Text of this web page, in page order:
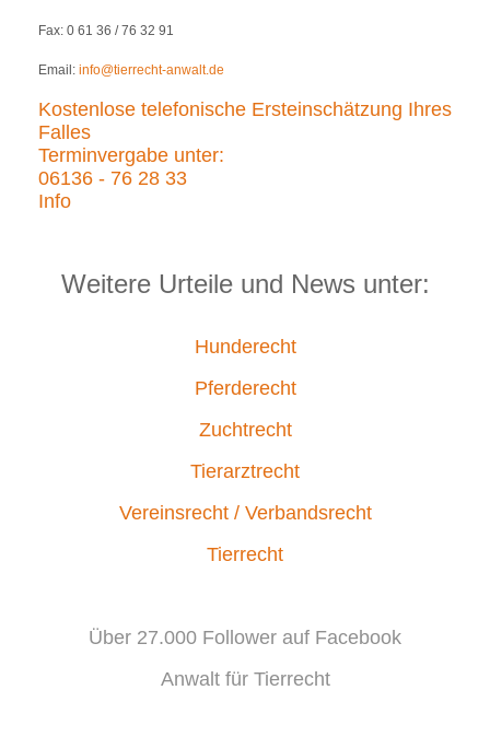
Fax: 0 61 36 / 76 32 91
Email: info@tierrecht-anwalt.de
Kostenlose telefonische Ersteinschätzung Ihres
Falles
Terminvergabe unter:
06136 - 76 28 33
Info
Weitere Urteile und News unter:
Hunderecht
Pferderecht
Zuchtrecht
Tierarztrecht
Vereinsrecht / Verbandsrecht
Tierrecht
Über 27.000 Follower auf Facebook
Anwalt für Tierrecht